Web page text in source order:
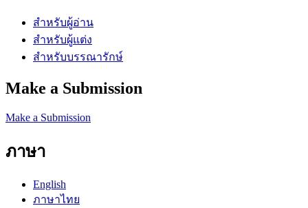
สำหรับผู้อ่าน
สำหรับผู้แต่ง
สำหรับบรรณารักษ์
Make a Submission
Make a Submission
ภาษา
English
ภาษาไทย